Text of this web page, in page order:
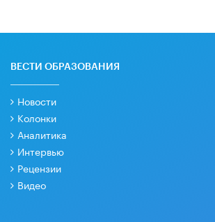
ВЕСТИ ОБРАЗОВАНИЯ
Новости
Колонки
Аналитика
Интервью
Рецензии
Видео